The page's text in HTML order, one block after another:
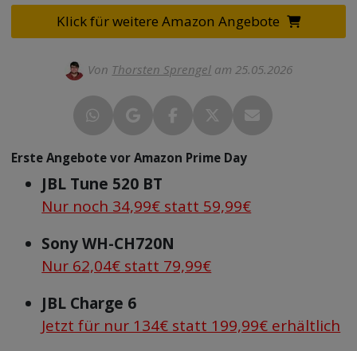
Klick für weitere Amazon Angebote
Von Thorsten Sprengel am 25.05.2026
Erste Angebote vor Amazon Prime Day
JBL Tune 520 BT
Nur noch 34,99€ statt 59,99€
Sony WH-CH720N
Nur 62,04€ statt 79,99€
JBL Charge 6
Jetzt für nur 134€ statt 199,99€ erhältlich